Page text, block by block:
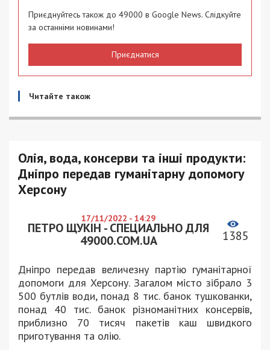
Приєднуйтесь також до 49000 в Google News. Слідкуйте
за останніми новинами!
Приєднатися
Читайте також
Олія, вода, консерви та інші продукти:
Дніпро передав гуманітарну допомогу
Херсону
17/11/2022 - 14:29
ПЕТРО ЩУКІН - СПЕЦИАЛЬНО ДЛЯ
49000.COM.UA
1385
Дніпро передав величезну партію гуманітарної
допомоги для Херсону. Загалом місто зібрало 3
500 бутлів води, понад 8 тис. банок тушкованки,
понад 40 тис. банок різноманітних консервів,
приблизно 70 тисяч пакетів каш швидкого
приготування та олію.